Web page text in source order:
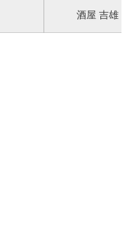
酒屋 吉雄